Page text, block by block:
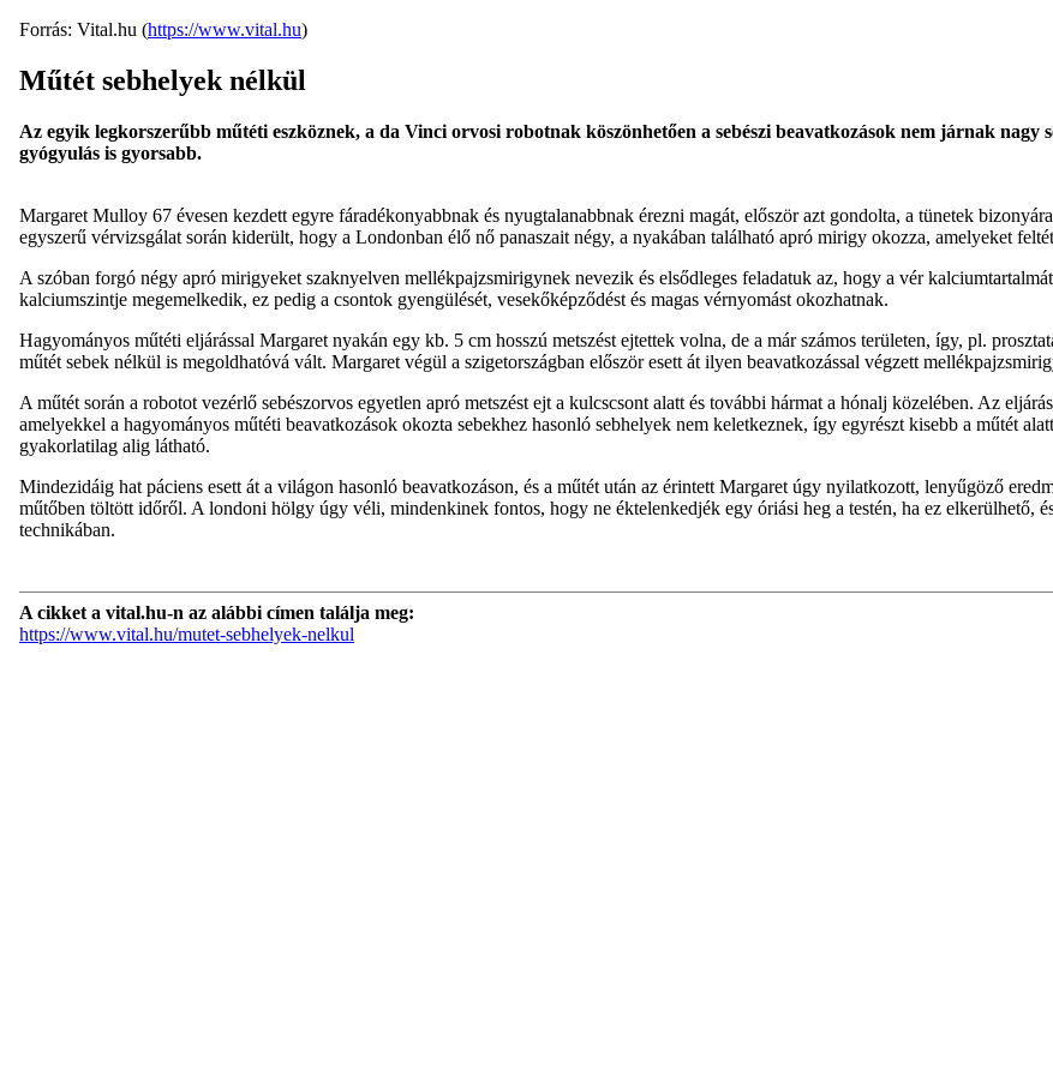
Forrás: Vital.hu (https://www.vital.hu)
Műtét sebhelyek nélkül
Az egyik legkorszerűbb műtéti eszköznek, a da Vinci orvosi robotnak köszönhetően a sebészi beavatkozások nem járnak nagy
gyógyulás is gyorsabb.
Margaret Mulloy 67 évesen kezdett egyre fáradékonyabbnak és nyugtalanabbnak érezni magát, először azt gondolta, a tünetek
egyszerű vérvizsgálat során kiderült, hogy a Londonban élő nő panaszait négy, a nyakában található apró mirigy okozza, amelyeket
A szóban forgó négy apró mirigyeket szaknyelven mellékpajzsmirigynek nevezik és elsődleges feladatuk az, hogy a vér
kalciumszintje megemelkedik, ez pedig a csontok gyengülését, vesekőképződést és magas vérnyomást okozhatnak.
Hagyományos műtéti eljárással Margaret nyakán egy kb. 5 cm hosszú metszést ejtettek volna, de a már számos területen, így, pl.
műtét sebek nélkül is megoldhatóvá vált. Margaret végül a szigetországban először esett át ilyen beavatkozással végzett
A műtét során a robotot vezérlő sebészorvos egyetlen apró metszést ejt a kulcscsont alatt és további hármat a hónalj közelében. Az
amelyekkel a hagyományos műtéti beavatkozások okozta sebekhez hasonló sebhelyek nem keletkeznek, így egyrészt kisebb a műtét
gyakorlatilag alig látható.
Mindezidáig hat páciens esett át a világon hasonló beavatkozáson, és a műtét után az érintett Margaret úgy nyilatkozott, lenyűgöző
műtőben töltött időről. A londoni hölgy úgy véli, mindenkinek fontos, hogy ne éktelenkedjék egy óriási heg a testén, ha ez elkerülhető,
technikában.
A cikket a vital.hu-n az alábbi címen találja meg:
https://www.vital.hu/mutet-sebhelyek-nelkul